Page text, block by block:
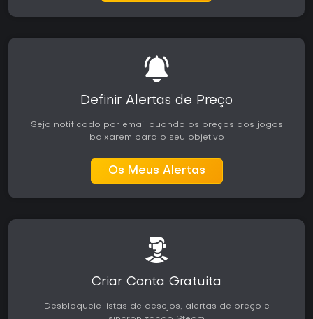
Definir Alertas de Preço
Seja notificado por email quando os preços dos jogos
baixarem para o seu objetivo
Os Meus Alertas
Criar Conta Gratuita
Desbloqueie listas de desejos, alertas de preço e